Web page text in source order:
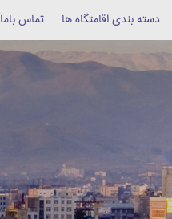
دسته بندی اقامتگاه ها تماس باما